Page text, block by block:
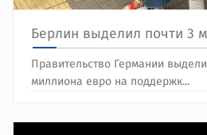
Берлин выделил почти 3
Правительство Германии
миллиона евро на поддержк...